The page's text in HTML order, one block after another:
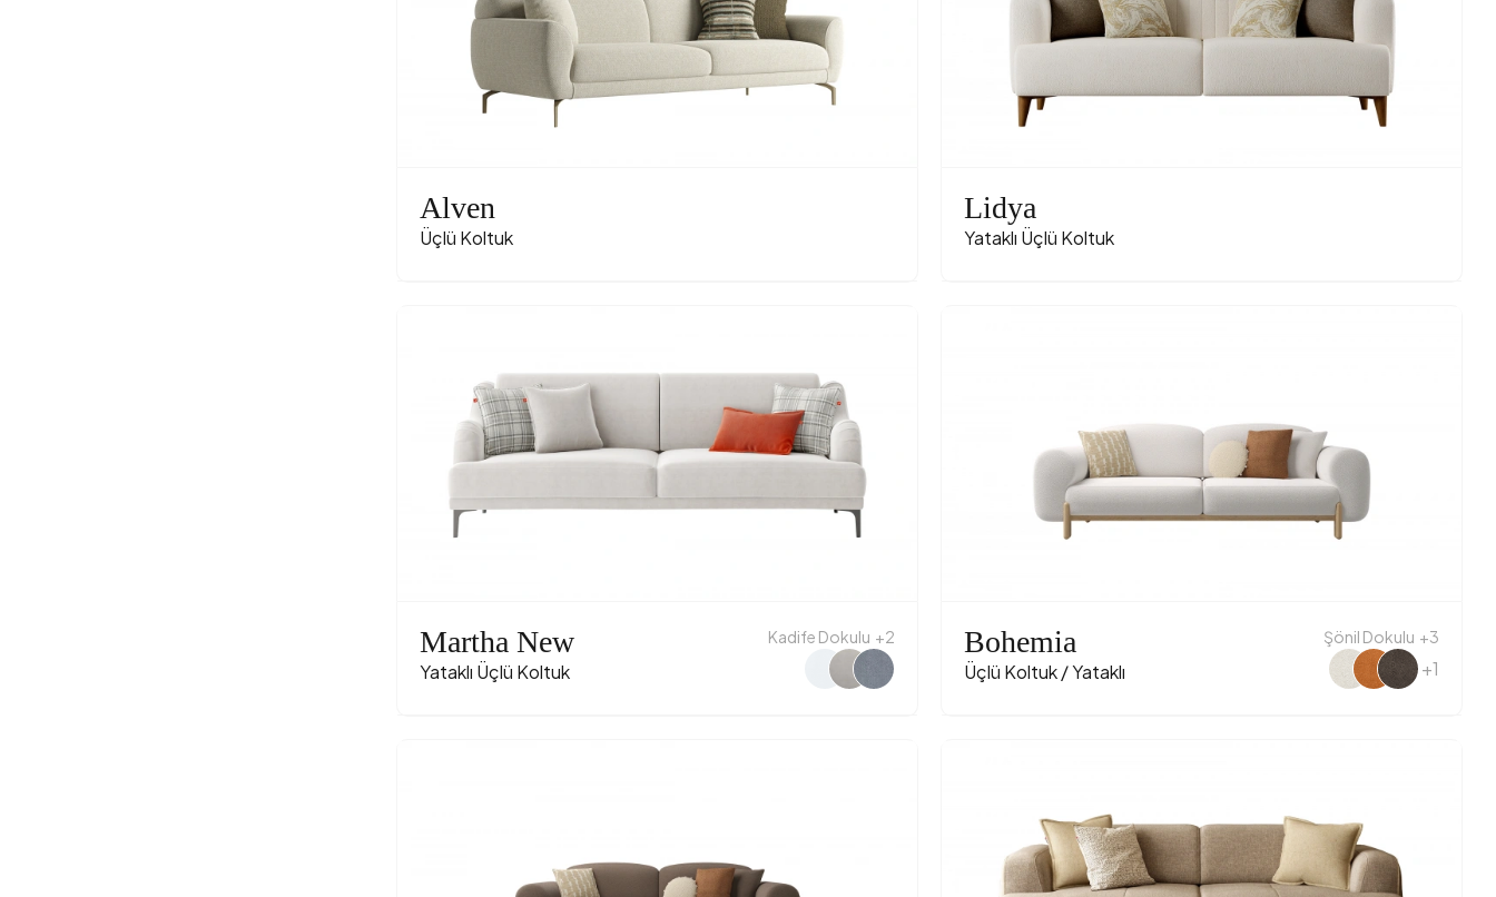
Alven
Üçlü Koltuk
Lidya
Yataklı Üçlü Koltuk
Martha New
Yataklı Üçlü Koltuk
Kadife Dokulu +2 Bohemia
Üçlü Koltuk / Yataklı
Şönil Dokulu +3
+1